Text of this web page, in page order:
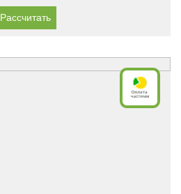
Рассчитать